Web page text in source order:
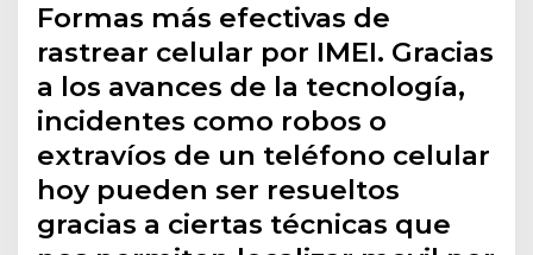
Formas más efectivas de
rastrear celular por IMEI. Gracias
a los avances de la tecnología,
incidentes como robos o
extravíos de un teléfono celular
hoy pueden ser resueltos
gracias a ciertas técnicas que